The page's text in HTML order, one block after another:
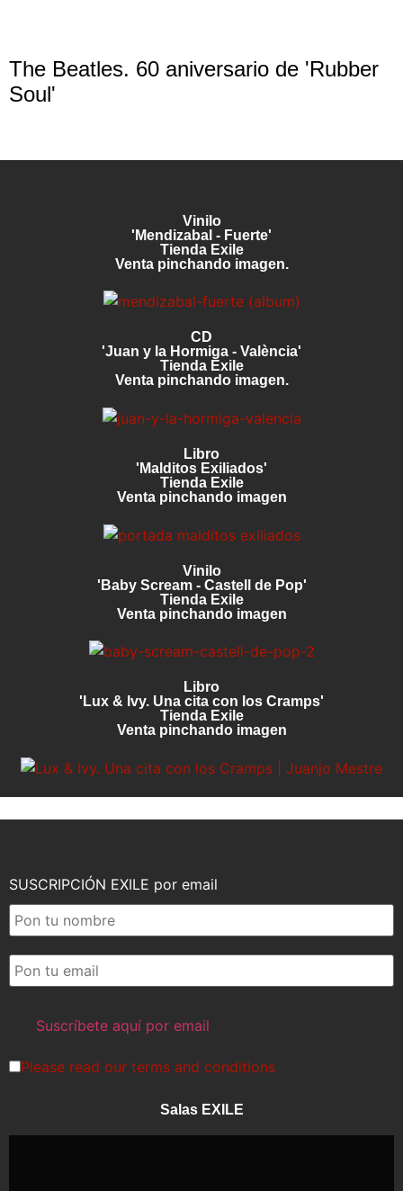
The Beatles. 60 aniversario de 'Rubber
Soul'
Vinilo
'Mendizabal - Fuerte'
Tienda Exile
Venta pinchando imagen.
CD
'Juan y la Hormiga - València'
Tienda Exile
Venta pinchando imagen.
Libro
'Malditos Exiliados'
Tienda Exile
Venta pinchando imagen
Vinilo
'Baby Scream - Castell de Pop'
Tienda Exile
Venta pinchando imagen
Libro
'Lux & Ivy. Una cita con los Cramps'
Tienda Exile
Venta pinchando imagen
SUSCRIPCIÓN EXILE por email
Please read our terms and conditions
Salas EXILE